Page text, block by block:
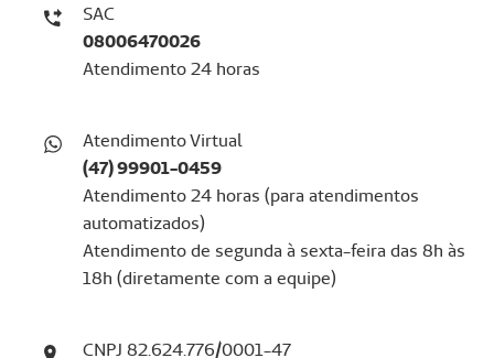
SAC
08006470026
Atendimento 24 horas
Atendimento Virtual
(47) 99901-0459
Atendimento 24 horas (para atendimentos
automatizados)
Atendimento de segunda à sexta-feira das 8h às
18h (diretamente com a equipe)
CNPJ 82.624.776/0001-47